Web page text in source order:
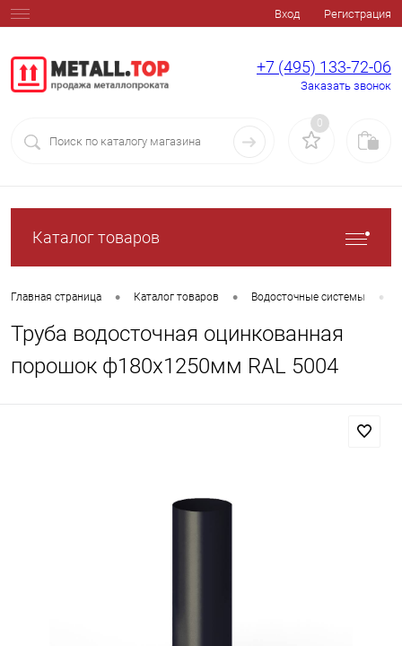
Вход Регистрация
+7 (495) 133-72-06
Заказать звонок
0
Каталог товаров
Главная страница • Каталог товаров • Водосточные системы •
Труба водосточная оцинкованная
порошок ф180х1250мм RAL 5004